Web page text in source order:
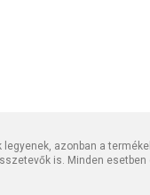
azonban a
is. Minden